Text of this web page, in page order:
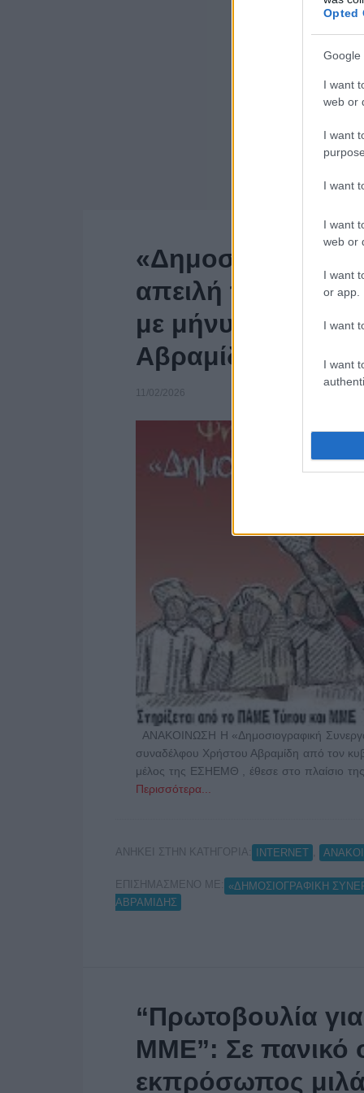
Opted
Google
I want
web or
I want
I want
I want
web or
I want
or app.
I want
I want
«Δημοσιογραφική
απειλή του
με μήνυση κατά
Αβραμίδη”
11/02/2026
ΑΝΑΚΟΙΝΩΣΗ Η «Δημοσιογραφική
συναδέλφου Χρήστου Αβραμίδη από τον
μέλος της ΕΣΗΕΜΘ , έθεσε στο πλαίσιο
Περισσότερα...
ΑΝΗΚΕΙ ΣΤΗΝ ΚΑΤΗΓΟΡΙΑ: INTERNET
ΕΠΙΣΗΜΑΣΜΕΝΟ ΜΕ: «ΔΗΜΟΣΙΟΓΡΑΦΙΚΗ
ΑΒΡΑΜΙΔΗΣ
“Πρωτοβουλία
ΜΜΕ”: Σε πανικό
εκπρόσωπος